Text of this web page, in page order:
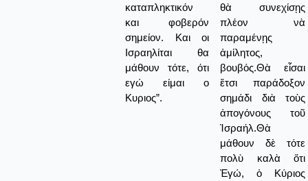
καταπληκτικόν
και φοβερόν
σημείον. Και οι
Ισραηλίται θα
μάθουν τότε, ότι
εγώ είμαι ο
Κυριος”.
θὰ συνεχίσῃς
πλέον νὰ
παραμένῃς
ἀμίλητος,
βουβός.Θὰ εἶσαι
ἔτσι παράδοξον
σημάδι διὰ τοὺς
ἀπογόνους τοῦ
Ἰσραήλ.Θὰ
μάθουν δὲ τότε
πολὺ καλὰ ὅτι
Ἐγώ, ὁ Κύριος